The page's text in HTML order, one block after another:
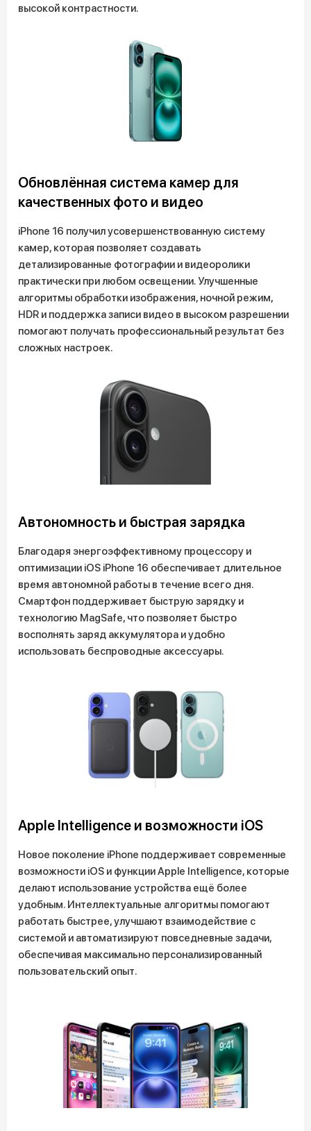
высокой контрастности.
Обновлённая система камер для
качественных фото и видео
iPhone 16 получил усовершенствованную систему
камер, которая позволяет создавать
детализированные фотографии и видеоролики
практически при любом освещении. Улучшенные
алгоритмы обработки изображения, ночной режим,
HDR и поддержка записи видео в высоком разрешении
помогают получать профессиональный результат без
сложных настроек.
Автономность и быстрая зарядка
Благодаря энергоэффективному процессору и
оптимизации iOS iPhone 16 обеспечивает длительное
время автономной работы в течение всего дня.
Смартфон поддерживает быструю зарядку и
технологию MagSafe, что позволяет быстро
восполнять заряд аккумулятора и удобно
использовать беспроводные аксессуары.
Apple Intelligence и возможности iOS
Новое поколение iPhone поддерживает современные
возможности iOS и функции Apple Intelligence, которые
делают использование устройства ещё более
удобным. Интеллектуальные алгоритмы помогают
работать быстрее, улучшают взаимодействие с
системой и автоматизируют повседневные задачи,
обеспечивая максимально персонализированный
пользовательский опыт.